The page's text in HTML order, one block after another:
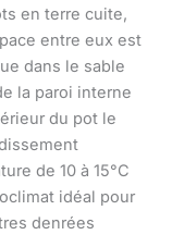
en terre cuite,
entre eux est
dans le sable
la paroi interne
du pot le
de 10 à 15°C
idéal pour
denrées